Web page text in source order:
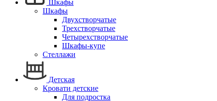
Шкафы
Шкафы
Двухстворчатые
Трехстворчатые
Четырехстворчатые
Шкафы-купе
Стеллажи
Детская
Кровати детские
Для подростка